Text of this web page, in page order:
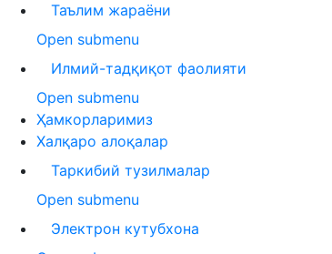
Таълим жараёни
Open submenu
Илмий-тадқиқот фаолияти
Open submenu
Ҳамкорларимиз
Халқаро алоқалар
Таркибий тузилмалар
Open submenu
Электрон кутубхона